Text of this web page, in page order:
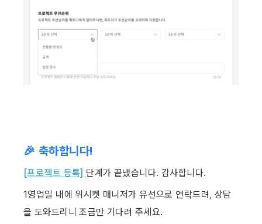
🎉 축하합니다!
[프로젝트 등록] 단계가 끝냈습니다. 감사합니다.
1영업일 내에 위시켓 매니저가 유선으로 연락드려, 상담
을 도와드리니 조금만 기다려 주세요. ​ ​